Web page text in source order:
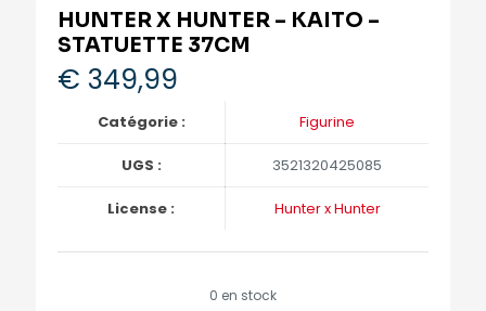
HUNTER X HUNTER – KAITO –
STATUETTE 37CM
€ 349,99
Catégorie : Figurine
UGS : 3521320425085
License : Hunter x Hunter
0 en stock